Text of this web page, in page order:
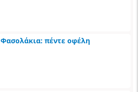
Φασολάκια: πέντε οφέλη